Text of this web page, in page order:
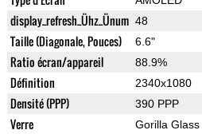
display_refresh_Ühz_Ünum 48
Taille (Diagonale, Pouces) 6.6"
Ratio écran/appareil 88.9%
Définition 2340x1080
Densité (PPP) 390 PPP
Verre Gorilla Glass